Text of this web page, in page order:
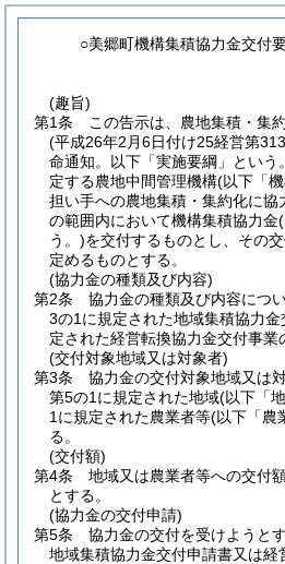
○美郷町機構集積協力金交付
(趣旨)
第1条
この告示は、農地集積・集
(平成26年2月6日付け25経営第
命通知。以下「実施要綱」という
定する農地中間管理機構(以下「
担い手への農地集積・集約化に
の範囲内において機構集積協力金
う。)を交付するものとし、その
定めるものとする。
(協力金の種類及び内容)
第2条
協力金の種類及び内容につ
3の1に規定された地域集積協力
定された経営転換協力金交付事業
(交付対象地域又は対象者)
第3条
協力金の交付対象地域又は
第5の1に規定された地域(以下「
1に規定された農業者等(以下「農
る。
(交付額)
第4条
地域又は農業者等への交付額
とする。
(協力金の交付申請)
第5条
協力金の交付を受けようと
地域集積協力金交付申請書又は